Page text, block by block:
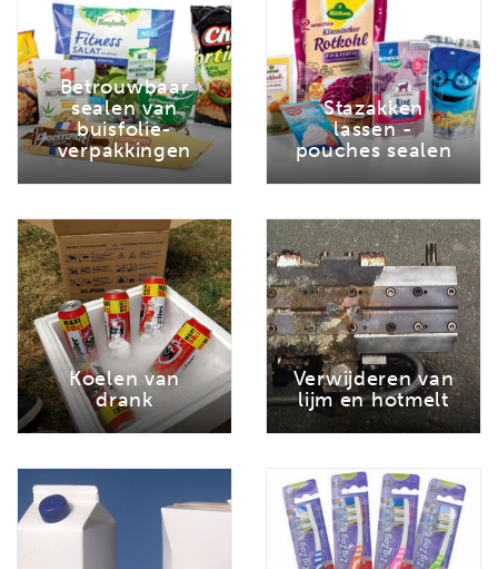
Betrouwbaar
sealen van
buisfolie-
verpakkingen
Stazakken
lassen -
pouches sealen
Koelen van
drank
Verwijderen van
lijm en hotmelt